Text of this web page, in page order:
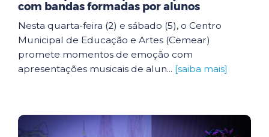
com bandas formadas por alunos
Nesta quarta-feira (2) e sábado (5), o Centro
Municipal de Educação e Artes (Cemear)
promete momentos de emoção com
apresentações musicais de alun... [saiba mais]